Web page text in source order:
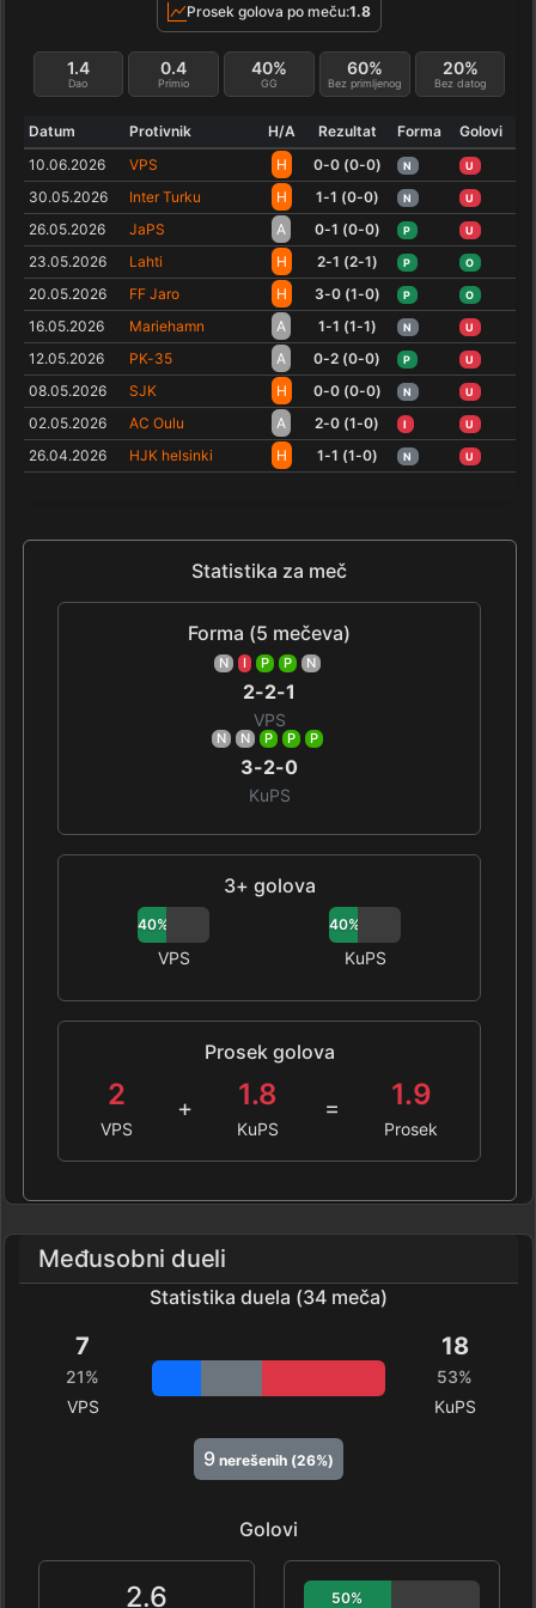
Prosek golova po meču:1.8
Dao
1.4
Primio
0.4
GG
40%
Bez primljenog
60%
Bez datog
20%
Datum Protivnik H/A Rezultat Forma
Golovi
10.06.2026
VPS H 0-0 (0-0) N U
30.05.2026 Inter Turku H 1-1 (0-0) N U
26.05.2026 JaPS A 0-1 (0-0) P U
23.05.2026 Lahti H 2-1 (2-1) P O
20.05.2026 FF Jaro H 3-0 (1-0) P O
16.05.2026 Mariehamn A 1-1 (1-1) N U
12.05.2026 PK-35 A 0-2 (0-0) P U
08.05.2026 SJK H 0-0 (0-0) N U
02.05.2026 AC Oulu A 2-0 (1-0) I U
26.04.2026 HJK helsinki H 1-1 (1-0) N U
Statistika za meč
Forma (5 mečeva)
N I P P N
2-2-1
VPS
N N P P P
3-2-0
KuPS
3+ golova
40%
VPS
40%
KuPS
Prosek golova
2
VPS
+ 1.8
KuPS
= 1.9
Prosek
Međusobni dueli
Statistika duela (34 meča)
7
21%
VPS
18
53%
KuPS
9 nerešenih (26%)
Golovi
2.6 50%